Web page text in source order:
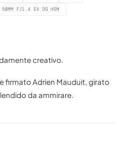
50MM F/1.4 EX DG HSM
creativo.
firmato Adrien Mauduit, girato
da ammirare.